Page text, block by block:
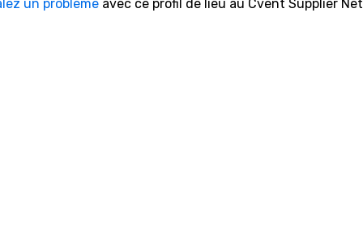
un problème avec ce profil de lieu au Cvent Supplier